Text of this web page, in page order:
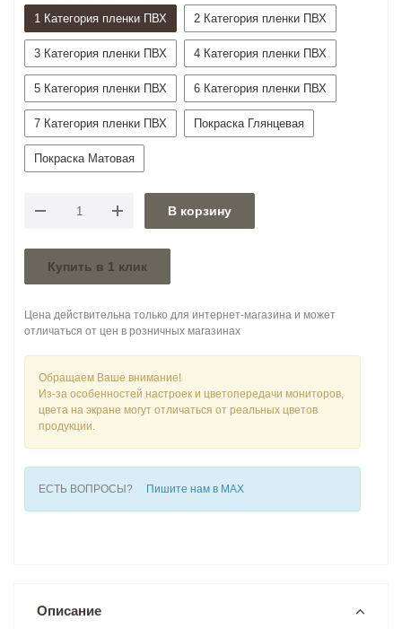
1 Категория пленки ПВХ 2 Категория пленки ПВХ
3 Категория пленки ПВХ 4 Категория пленки ПВХ
5 Категория пленки ПВХ 6 Категория пленки ПВХ
7 Категория пленки ПВХ Покраска Глянцевая
Покраска Матовая
В корзину
Купить в 1 клик
Цена действительна только для интернет-магазина и может
отличаться от цен в розничных магазинах
Обращаем Ваше внимание!
Из-за особенностей настроек и цветопередачи мониторов,
цвета на экране могут отличаться от реальных цветов
продукции.
ЕСТЬ ВОПРОСЫ? Пишите нам в MAX
Описание